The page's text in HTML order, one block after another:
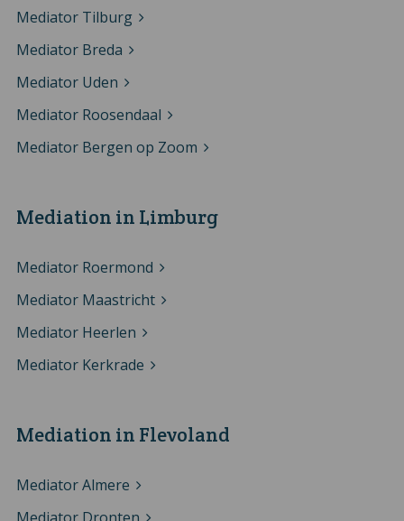
Mediator Tilburg
Mediator Breda
Mediator Uden
Mediator Roosendaal
Mediator Bergen op Zoom
Mediation in Limburg
Mediator Roermond
Mediator Maastricht
Mediator Heerlen
Mediator Kerkrade
Mediation in Flevoland
Mediator Almere